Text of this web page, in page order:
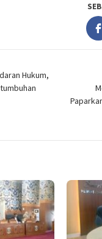
Hukum,